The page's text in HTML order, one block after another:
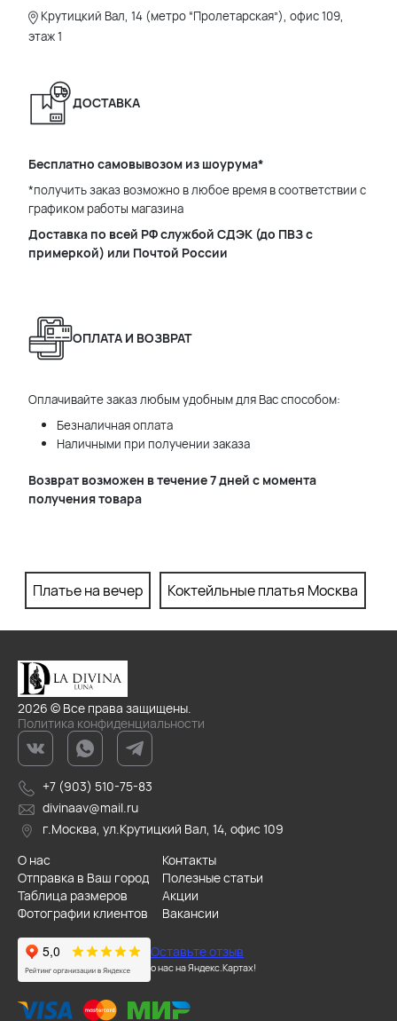
Крутицкий Вал, 14 (метро “Пролетарская”), офис 109,
этаж 1
ДОСТАВКА
Бесплатно самовывозом из шоурума*
*получить заказ возможно в любое время в соответствии с
графиком работы магазина
Доставка по всей РФ службой СДЭК (до ПВЗ с
примеркой) или Почтой России
ОПЛАТА И ВОЗВРАТ
Оплачивайте заказ любым удобным для Вас способом:
Безналичная оплата
Наличными при получении заказа
Возврат возможен в течение 7 дней с момента
получения товара
Платье на вечер Коктейльные платья Москва
2026 © Все права защищены.
Политика конфиденциальности
+7 (903) 510-75-83
divinaav@mail.ru
г.Москва, ул.Крутицкий Вал, 14, офис 109
О нас
Контакты
Отправка в Ваш город
Полезные статьи
Таблица размеров
Акции
Фотографии клиентов
Вакансии
Оставьте отзыв
о нас на Яндекс.Картах!